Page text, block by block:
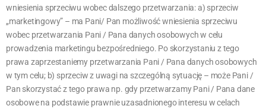
wniesienia sprzeciwu wobec dalszego przetwarzania: a) sprzeciw
„marketingowy” – ma Pani/ Pan możliwość wniesienia sprzeciwu
wobec przetwarzania Pani / Pana danych osobowych w celu
prowadzenia marketingu bezpośredniego. Po skorzystaniu z tego
prawa zaprzestaniemy przetwarzania Pani / Pana danych osobowych
w tym celu; b) sprzeciw z uwagi na szczególną sytuację – może Pani /
Pan skorzystać z tego prawa np. gdy przetwarzamy Pani / Pana dane
osobowe na podstawie prawnie uzasadnionego interesu w celach